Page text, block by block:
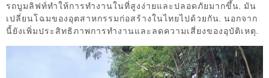
รถบูมลิฟท์ทำให้การทำงานในที่สูงง่ายและปลอดภัยมากขึ้น. มัน
เปลี่ยนโฉมของอุตสาหกรรมก่อสร้างในไทยไปด้วยกัน. นอกจาก
นี้ยังเพิ่มประสิทธิภาพการทำงานและลดความเสี่ยงของอุบัติเหตุ.